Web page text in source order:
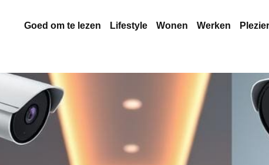
Goed om te lezen Lifestyle Wonen Werken Plezier